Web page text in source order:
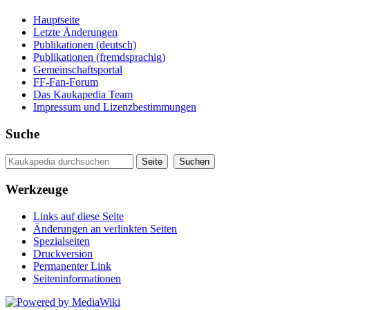
Hauptseite
Letzte Änderungen
Publikationen (deutsch)
Publikationen (fremdsprachig)
Gemeinschaftsportal
FF-Fan-Forum
Das Kaukapedia Team
Impressum und Lizenzbestimmungen
Suche
Werkzeuge
Links auf diese Seite
Änderungen an verlinkten Seiten
Spezialseiten
Druckversion
Permanenter Link
Seiten­informationen